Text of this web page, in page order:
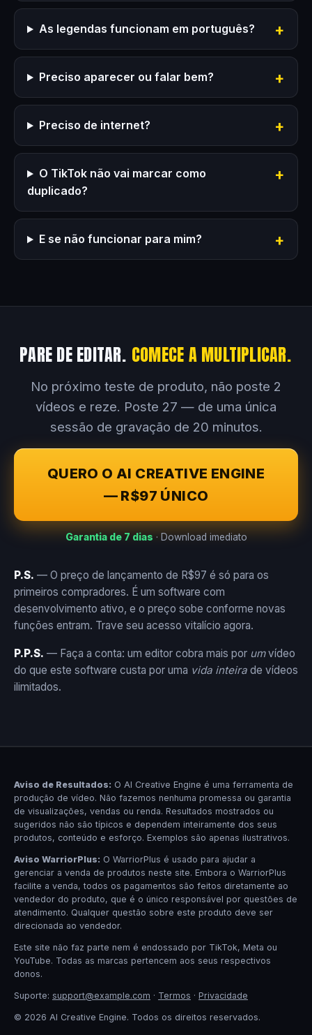
As legendas funcionam em português?
Preciso aparecer ou falar bem?
Preciso de internet?
O TikTok não vai marcar como
duplicado?
E se não funcionar para mim?
PARE DE EDITAR. COMECE A MULTIPLICAR.
No próximo teste de produto, não poste 2
vídeos e reze. Poste 27 — de uma única
sessão de gravação de 20 minutos.
QUERO O AI CREATIVE ENGINE
— R$97 ÚNICO
Garantia de 7 dias · Download imediato
P.S. — O preço de lançamento de R$97 é só para os
primeiros compradores. É um software com
desenvolvimento ativo, e o preço sobe conforme novas
funções entram. Trave seu acesso vitalício agora.
P.P.S. — Faça a conta: um editor cobra mais por umvídeo
do que este software custa por uma vida inteira de vídeos
ilimitados.
Aviso de Resultados: O AI Creative Engine é uma ferramenta de
produção de vídeo. Não fazemos nenhuma promessa ou garantia
de visualizações, vendas ou renda. Resultados mostrados ou
sugeridos não são típicos e dependem inteiramente dos seus
produtos, conteúdo e esforço. Exemplos são apenas ilustrativos.
Aviso WarriorPlus: O WarriorPlus é usado para ajudar a
gerenciar a venda de produtos neste site. Embora o WarriorPlus
facilite a venda, todos os pagamentos são feitos diretamente ao
vendedor do produto, que é o único responsável por questões de
atendimento. Qualquer questão sobre este produto deve ser
direcionada ao vendedor.
Este site não faz parte nem é endossado por TikTok, Meta ou
YouTube. Todas as marcas pertencem aos seus respectivos
donos.
Suporte: support@example.com · Termos · Privacidade
© 2026 AI Creative Engine. Todos os direitos reservados.